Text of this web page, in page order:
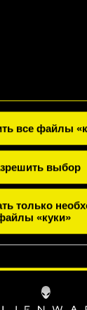
параметры
все файлы
выбор
только
«куки»
ГДЕ НАС НАЙТИ